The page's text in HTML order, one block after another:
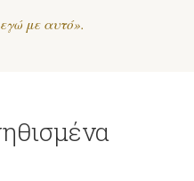
με αυτό».